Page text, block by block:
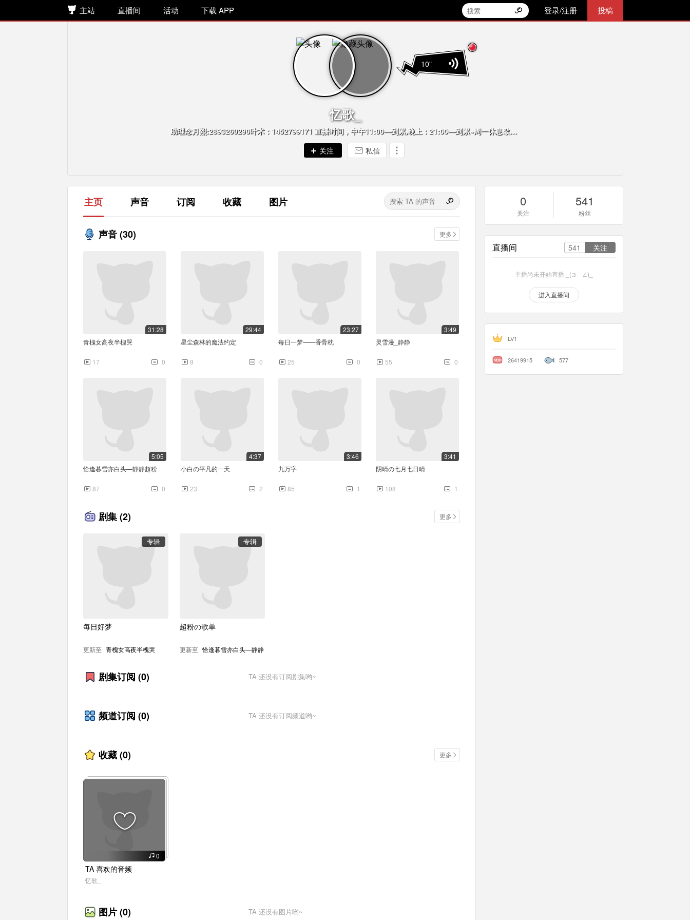
主站 直播间 活动 下载 APP 登录/注册 投稿
10"
忆歌_
助理念月熙:2893260290叶术：1452799171 直播时间，中午11:00—到累,晚上：21:00—到累~周一休息歇歇嗓子
私信
主页 声音 订阅 收藏 图片
声音(30) 更多
31:28
青槐女高夜半槐哭
17 0
29:44
星尘森林的魔法约定
9 0
23:27
每日一梦——香骨枕
25 0
3:49
灵雪漫_静静
55 0
5:05
恰逢暮雪亦白头—静静超粉
87 0
4:37
小白の平凡的一天
23 2
3:46
九万字
85 1
3:41
阴晴の七月七日晴
108 1
剧集(2) 更多
专辑
每日好梦
更新至 青槐女高夜半槐哭
专辑
超粉の歌单
更新至 恰逢暮雪亦白头—静静
剧集订阅 (0) TA还没有订阅剧集哟~
频道订阅 (0) TA还没有订阅频道哟~
收藏(0) 更多
0
TA 喜欢的音频
忆歌_
图片(0) TA还没有图片哟~
0
关注
541
粉丝
直播间 541
主播尚未开始直播 _(:зゝ∠)_
进入直播间
LV1
26419915 577